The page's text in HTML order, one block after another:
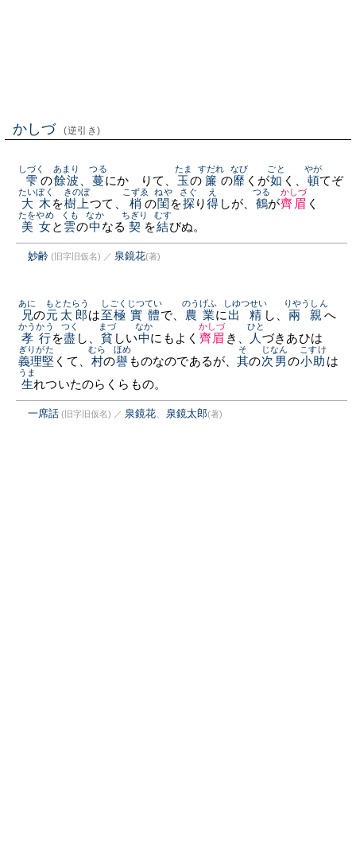
かしづ (逆引き)
雫
しづく
の餘波
あまり
蔓
つる
にかゝりて、 玉
たま
の 簾
すだれ
の靡
なび
くが如
ごと
く、 頓
やが
てぞ
大木
たいぼく
を樹上
きのぼ
つて、 梢
こずゑ
の閨
ねや
を探
さぐ
り得
え
しが、 鶴
つる
が齊眉
かしづ
く
美女
たをやめ
と 雲
くも
の中
なか
なる 契
ちぎり
を結
むす
びぬ。
妙齢 (旧字旧仮名) ／ 泉鏡花(著)
兄
あに
の元太郎
もとたらう
は至極
しごく
實體
じつてい
で、 農業
のうげふ
に 出精
しゆつせい
し、 兩親
りやうしん
へ
孝行
かうかう
を盡
つく
し、 貧
まづ
しい中
なか
にもよく 齊眉
かしづ
き、 人
ひと
づきあひは
義理堅
ぎりがた
くて、 村
むら
の譽
ほめ
ものなのであるが、其
そ
の次男
じなん
の小助
こすけ
は
生
うま
れついたのらくらもの。
一席話 (旧字旧仮名) ／ 泉鏡花、 泉鏡太郎(著)